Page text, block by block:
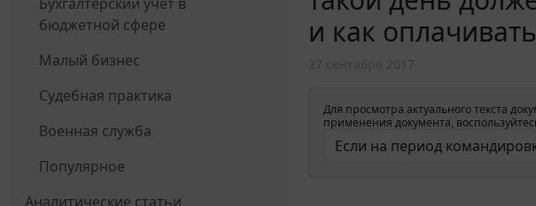
бюджетной сфере
Малый бизнес
Судебная практика
Военная служба
Популярное
Аналитические статьи
и как
Для просмотра актуального текста
применения документа,